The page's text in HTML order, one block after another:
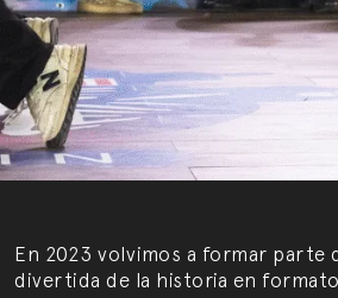
En 2023 volvimos a formar parte
divertida de la historia en